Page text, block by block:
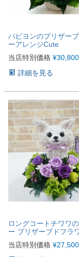
パピヨンのプリザー
ーアレンジCute
当店特別価格 ¥30,800
詳細を見る
ロングコートチワワ
ー プリザーブドフラ
当店特別価格 ¥27,500